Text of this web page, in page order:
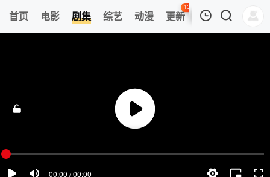
首页 电影 剧集 综艺 动漫 更新
135
热榜 APP
清空